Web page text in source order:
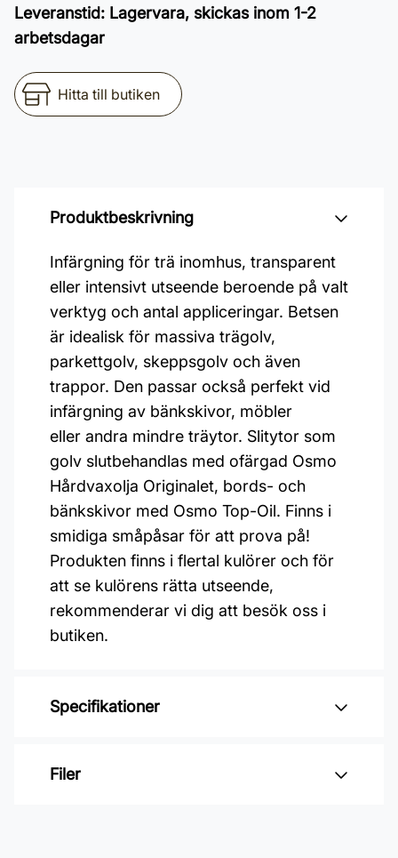
Leveranstid: Lagervara, skickas inom 1-2
arbetsdagar
Hitta till butiken
Produktbeskrivning
Infärgning för trä inomhus, transparent
eller intensivt utseende beroende på valt
verktyg och antal appliceringar. Betsen
är idealisk för massiva trägolv,
parkettgolv, skeppsgolv och även
trappor. Den passar också perfekt vid
infärgning av bänkskivor, möbler
eller andra mindre träytor. Slitytor som
golv slutbehandlas med ofärgad Osmo
Hårdvaxolja Originalet, bords- och
bänkskivor med Osmo Top-Oil. Finns i
smidiga småpåsar för att prova på!
Produkten finns i flertal kulörer och för
att se kulörens rätta utseende,
rekommenderar vi dig att besök oss i
butiken.
Specifikationer
Varumärke: OSMO
Filer